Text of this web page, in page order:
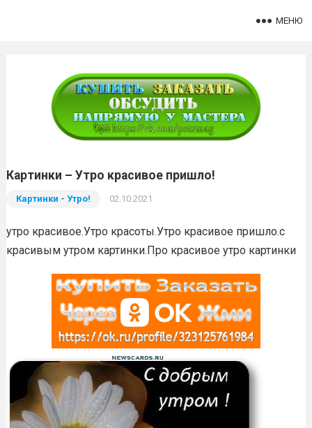
МЕНЮ
Картинки – Утро красивое пришло!
Картинки - Утро! 02.10.2021
утро красивое.Утро красоты.Утро красивое пришло.с
красивым утром картинки.Про красивое утро картинки